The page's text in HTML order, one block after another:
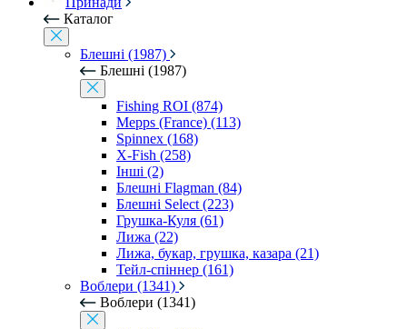
Каталог
Блешні (1987)
Блешні (1987)
Fishing ROI (874)
Mepps (France) (113)
Spinnex (168)
X-Fish (258)
Інші (2)
Блешні Flagman (84)
Блешні Select (223)
Грушка-Куля (61)
Лижа (22)
Лижа, букар, грушка, казара (21)
Тейл-спіннер (161)
Воблери (1341)
Воблери (1341)